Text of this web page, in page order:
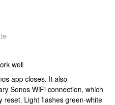
well
app closes. It also
Sonos WiFi connection, which
reset. Light flashes green-white